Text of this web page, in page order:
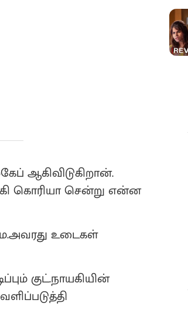
ஆகிவிடுகிறான்.
கொரியா சென்று என்ன
உடைகள்
குட்.நாயகியின்